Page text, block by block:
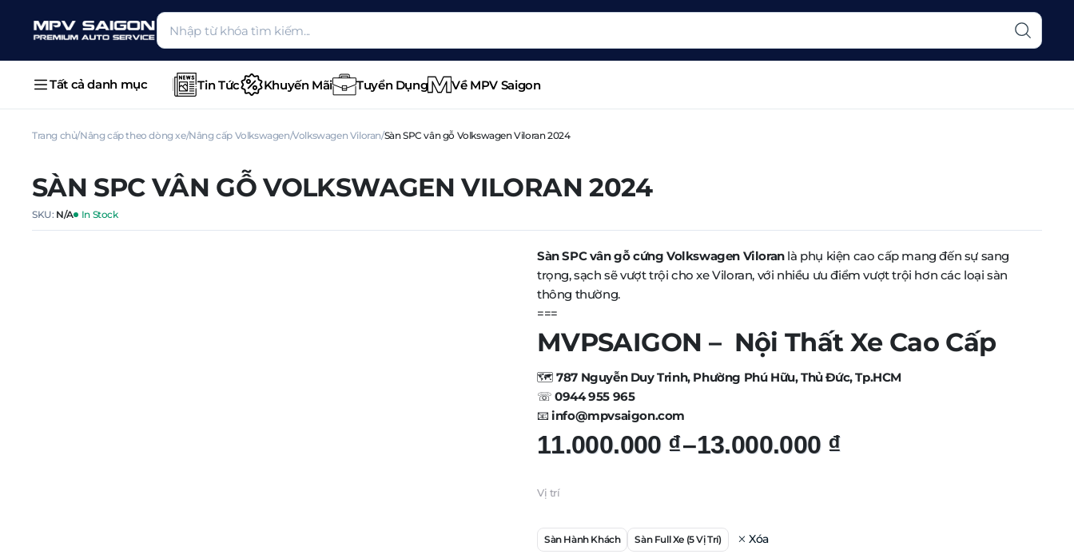
Tất cả danh mục Tin Tức Khuyến Mãi Tuyển Dụng Về MPV Saigon
Trang chủ Nâng cấp theo dòng xe Nâng cấp Volkswagen Volkswagen Viloran Sàn SPC vân gỗ Volkswagen Viloran 2024
SÀN SPC VÂN GỖ VOLKSWAGEN VILORAN 2024
SKU: N/A In Stock
Sàn SPC vân gỗ cứng Volkswagen Viloranlà phụ kiện cao cấp mang đến sự sang
trọng, sạch sẽ vượt trội cho xe Viloran, với nhiều ưu điểm vượt trội hơn các loại sàn
thông thường.
===
MVPSAIGON – Nội Thất Xe Cao Cấp
🗺️787 Nguyễn Duy Trinh, Phường Phú Hữu, Thủ Đức, Tp.HCM
☏0944 955 965
📧info@mpvsaigon.com
11.000.000 ₫–13.000.000 ₫
Khoảng
giá:
từ
Vị trí
Sàn Hành Khách Sàn Full Xe (5 Vị Trí) Xóa